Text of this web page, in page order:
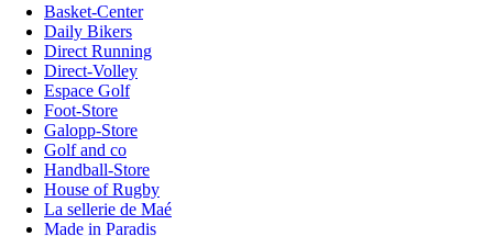
Basket-Center
Daily Bikers
Direct Running
Direct-Volley
Espace Golf
Foot-Store
Galopp-Store
Golf and co
Handball-Store
House of Rugby
La sellerie de Maé
Made in Paradis